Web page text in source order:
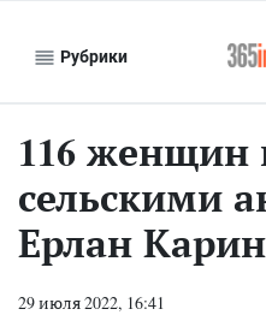
Рубрики
116 женщин
сельскими
Ерлан Карин
29 июля 2022, 16:41